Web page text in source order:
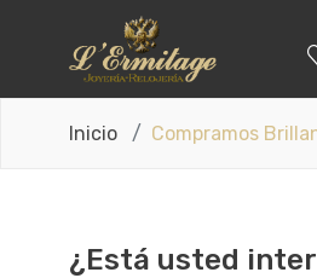
Inicio Compramos
¿Está usted